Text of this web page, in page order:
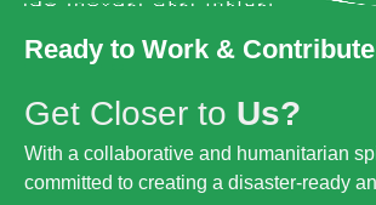
Ready to Work &
Get Closer to Us?
With a collaborative and humanitarian
committed to creating a disaster-ready